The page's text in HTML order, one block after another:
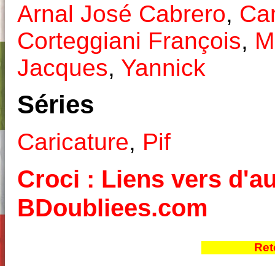
Arnal José Cabrero,
Corteggiani François,
Jacques, Yannick
Séries
Caricature, Pif
Croci : Liens vers
BDoubliees.com